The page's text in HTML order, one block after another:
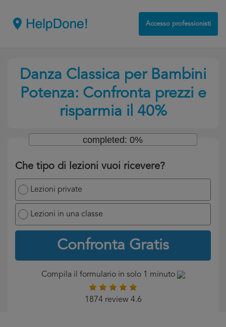
Accesso professionisti
Danza Classica per Bambini
Potenza: Confronta prezzi e
risparmia il 40%
Che tipo di lezioni vuoi ricevere?
Lezioni private
Lezioni in una classe
Confronta Gratis
completed: 0%
Compila il formulario in solo 1 minuto
1874 review 4.6